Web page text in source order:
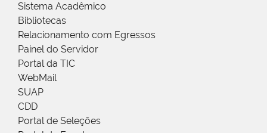
Sistema Acadêmico
Bibliotecas
Relacionamento com Egressos
Painel do Servidor
Portal da TIC
WebMail
SUAP
CDD
Portal de Seleções